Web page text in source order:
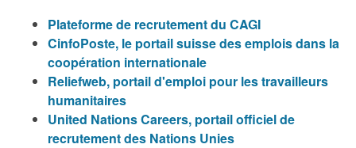
Plateforme de recrutement du CAGI
CinfoPoste, le portail suisse des emplois dans la
coopération internationale
Reliefweb, portail d'emploi pour les travailleurs
humanitaires
United Nations Careers, portail officiel de
recrutement des Nations Unies